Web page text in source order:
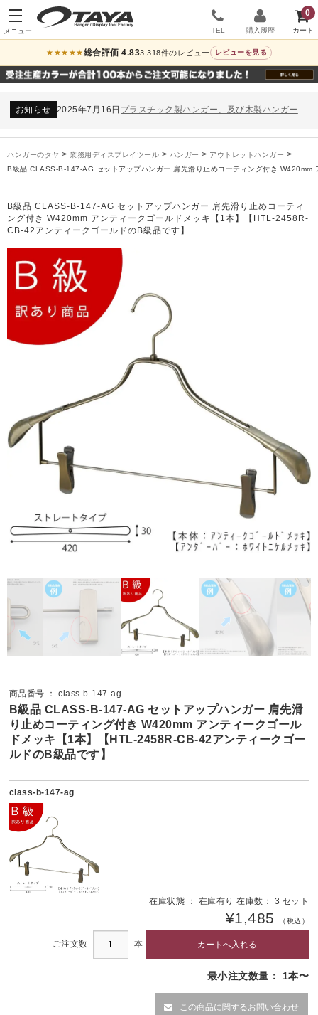
0
TEL 購入履歴
★★★★★総合評価 4.833,318件のレビュー レビューを見る
お知らせ 2024年12月12日年末年始休業のお知らせ
お知らせ
2026年3月7日
スチール製ハンガー、およびディスプレイスタンド価格改定のお知らせ
お知らせ
2025年3月14日 木製ハンガーNシリーズ価格改定のお知らせ
お知らせ
2026年3月7日
スチール製ハンガー、およびディスプレイスタンド価格改定のお知らせ
お知らせ 2025年7月16日
プラスチック製ハンガー、及び木製ハンガーKシリーズ 価格改定のお知らせ
お知らせ 2025年3月14日木製ハンガーNシリーズ価格改定のお知らせ
未分類 2024年12月19日
雑誌「GINZA」でタヤのハンガーを紹介していただきました
ハンガーのタヤ > 業務用ディスプレイツール > ハンガー > アウトレットハンガー >
B級品 CLASS-B-147-AG セットアップハンガー 肩先滑り止めコーティング付き
B級品 CLASS-B-147-AG セットアップハンガー 肩先滑り止めコーティ
ング付き W420mm アンティークゴールドメッキ【1本】【HTL-2458R-
CB-42アンティークゴールドのB級品です】
商品番号 ： class-b-147-ag
B級品 CLASS-B-147-AG セットアップハンガー 肩先滑
り止めコーティング付き W420mm アンティークゴール
ドメッキ【1本】【HTL-2458R-CB-42アンティークゴー
ルドのB級品です】
class-b-147-ag
在庫状態 ： 在庫有り 在庫数： 3 セット
¥1,485 （税込）
ご注文数 本
最小注文数量： 1本〜
この商品に関するお問い合わせ